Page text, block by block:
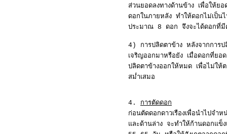
ส่วนยอดลงทางด้านข้าง เพื่อให้ย
ดอกในภายหลัง ทำให้ดอกไม่เป็น
ประมาณ 8 ดอก จึงจะได้ดอกที่
4) การปลิดตาข้าง หลังจากการ
เจริญออกมาหรือยัง เมื่อดอกที่ยอ
ปลิดตาข้างออกให้หมด เพื่อไม่ใ
สม่ำเสมอ
4. การตัดดอก
ก่อนตัดดอกดาวเรืองเพื่อนำไปจ
และด้านล่าง จะทำให้ก้านดอกแข็